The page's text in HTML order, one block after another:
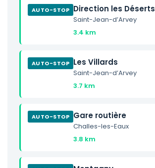
AUTO-STOP Direction les Déserts
Saint-Jean-d’Arvey
3.4 km
AUTO-STOP Les Villards
Saint-Jean-d’Arvey
3.7 km
AUTO-STOP Gare routière
Challes-les-Eaux
3.8 km